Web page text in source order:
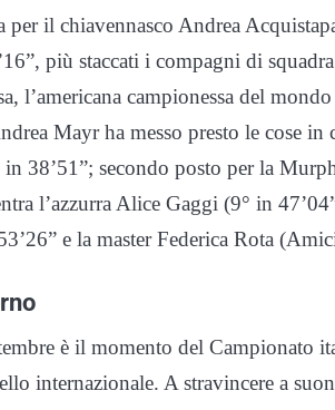
per il chiavennasco Andrea
più staccati i compagni di
l’americana campionessa del
Mayr ha messo presto le cose
38’51”; secondo posto per la
l’azzurra Alice Gaggi (9° in
e la master Federica Rota
è il momento del Campionato
internazionale. A stravincere a